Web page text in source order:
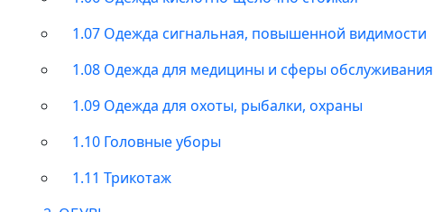
1.07 Одежда сигнальная, повышенной видимости
1.08 Одежда для медицины и сферы обслуживания
1.09 Одежда для охоты, рыбалки, охраны
1.10 Головные уборы
1.11 Трикотаж